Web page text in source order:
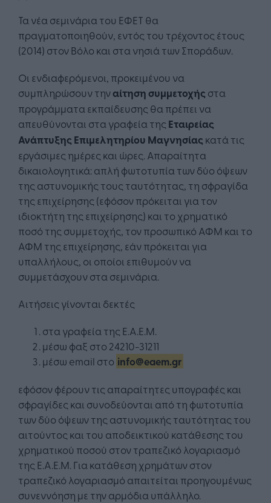
Τα νέα σεμινάρια του ΕΦΕΤ θα
πραγματοποιηθούν, εντός του τρέχοντος έτους
(2014) στον Βόλο και στα νησιά των Σποράδων.
Οι ενδιαφερόμενοι, προκειμένου να
συμπληρώσουν τηναίτηση συμμετοχής στα
προγράμματα εκπαίδευσης θα πρέπει να
απευθύνονται στα γραφεία της Εταιρείας
Ανάπτυξης Επιμελητηρίου Μαγνησίας κατά τις
εργάσιμες ημέρες και ώρες. Απαραίτητα
δικαιολογητικά: απλή φωτοτυπία των δύο όψεων
της αστυνομικής τους ταυτότητας, τη σφραγίδα
της επιχείρησης (εφόσον πρόκειται για τον
ιδιοκτήτη της επιχείρησης) και το χρηματικό
ποσό της συμμετοχής, τον προσωπικό ΑΦΜ και το
ΑΦΜ της επιχείρησης, εάν πρόκειται για
υπαλλήλους, οι οποίοι επιθυμούν να
συμμετάσχουν στα σεμινάρια.
Αιτήσεις γίνονται δεκτές
στα γραφεία της Ε.Α.Ε.Μ.
μέσω φαξ στο 24210-31211
μέσω email στο info@eaem.gr
εφόσον φέρουν τις απαραίτητες υπογραφές και
σφραγίδες και συνοδεύονται από τη φωτοτυπία
των δύο όψεων της αστυνομικής ταυτότητας του
αιτούντος και του αποδεικτικού κατάθεσης του
χρηματικού ποσού στον τραπεζικό λογαριασμό
της Ε.Α.Ε.Μ. Για κατάθεση χρημάτων στον
τραπεζικό λογαριασμό απαιτείται προηγουμένως
συνεννόηση με την αρμόδια υπάλληλο.